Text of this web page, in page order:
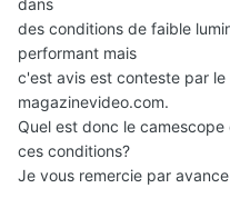
des conditions de faible
performant mais
c'est avis est conteste par
magazinevideo.com.
Quel est donc le
ces conditions?
Je vous remercie par